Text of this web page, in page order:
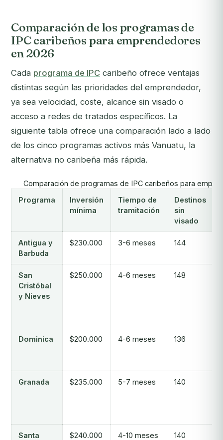
Comparación de los programas de
IPC caribeños para emprendedores
en 2026
Cada programa de IPC caribeño ofrece ventajas
distintas según las prioridades del emprendedor,
ya sea velocidad, coste, alcance sin visado o
acceso a redes de tratados específicos. La
siguiente tabla ofrece una comparación lado a lado
de los cinco programas activos más Vanuatu, la
alternativa no caribeña más rápida.
Comparación de programas de IPC caribeños para
Programa
Inversión
mínima
Tiempo de
tramitación
Destinos
sin
visado
Antigua y
Barbuda
$230.000 3-6 meses 144
San
Cristóbal
y Nieves
$250.000 4-6 meses 148
Dominica $200.000 4-6 meses 136
Granada $235.000 5-7 meses 140
Santa
$240.000 4-10 meses 140